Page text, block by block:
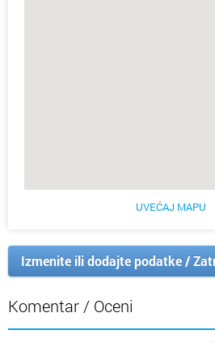
UVEĆAJ MAPU
Izmenite ili dodajte podatke /
Komentar / Oceni